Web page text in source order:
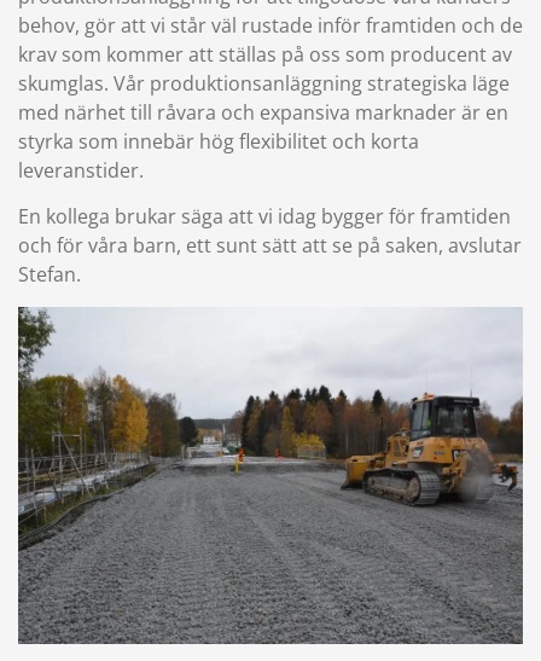
behov, gör att vi står väl rustade inför framtiden och de
krav som kommer att ställas på oss som producent av
skumglas. Vår produktionsanläggning strategiska läge
med närhet till råvara och expansiva marknader är en
styrka som innebär hög flexibilitet och korta
leveranstider.
En kollega brukar säga att vi idag bygger för framtiden
och för våra barn, ett sunt sätt att se på saken, avslutar
Stefan.